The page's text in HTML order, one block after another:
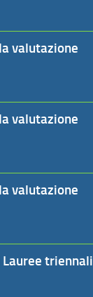
valutazione
valutazione
valutazione
triennali